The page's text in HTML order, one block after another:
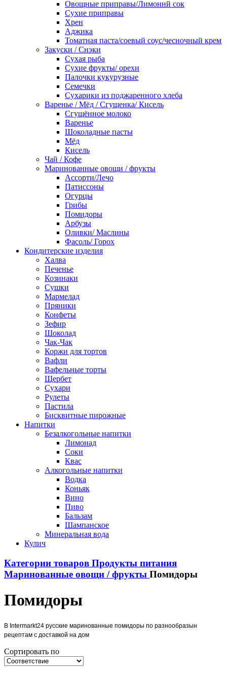
Овощные приправы/Лимоннй сок
Сухие приправы
Хрен
Аджика
Томатная паста/соевый соус/чесночный крем
Закуски / Снэки
Сухая рыба
Сухие фрукты/ орехи
Палочки кукурузные
Семечки
Сухарики из поджаренного хлеба
Варенье / Мёд / Сгущенка/ Кисель
Сгущённое молоко
Варенье
Шоколадные пасты
Мёд
Кисель
Чай / Кофе
Маринованные овощи / фрукты
Ассорти/Лечо
Патиссоны
Огурцы
Грибы
Помидоры
Арбузы
Оливки/ Маслины
Фасоль/ Горох
Кондитерские изделия
Халва
Печенье
Козинаки
Сушки
Мармелад
Пряники
Конфеты
Зефир
Шоколад
Чак-Чак
Коржи для тортов
Вафли
Вафельные торты
Щербет
Сухари
Рулеты
Пастила
Бисквитные пирожные
Напитки
Безалкогольные напитки
Лимонад
Соки
Квас
Алкогольные напитки
Водка
Коньяк
Вино
Пиво
Бальзам
Шампанское
Минеральная вода
Кулич
Категории товаров Продукты питания
Маринованные овощи / фрукты Помидоры
Помидоры
В Intermarkt24 русские маринованные помидоры по разнообразын
рецептам с доставкой на дом
Сортировать по